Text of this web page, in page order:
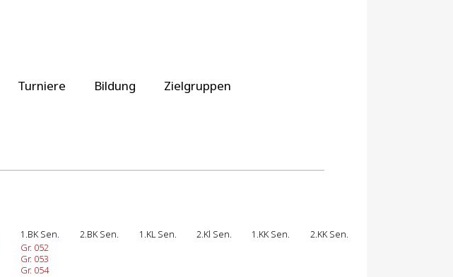
Turniere Bildung Zielgruppen
1.BK Sen. 2.BK Sen. 1.KL Sen. 2.Kl Sen. 1.KK Sen.
2.KK Sen.
Gr. 052
Gr. 053
Gr. 054